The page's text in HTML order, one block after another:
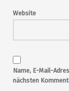
Website
Name, E-Mail-
nächsten